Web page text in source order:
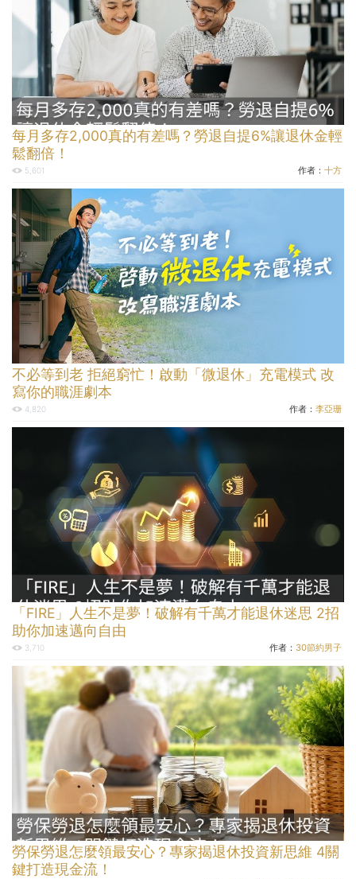
每月多存2,000真的有差嗎？勞退自提6%讓退休金輕
鬆翻倍！
5,601 作者： 十方
不必等到老 拒絕窮忙！啟動「微退休」充電模式 改
寫你的職涯劇本
4,820 作者： 李亞珊
「FIRE」人生不是夢！破解有千萬才能退休迷思 2招
助你加速邁向自由
3,710 作者： 30節約男子
勞保勞退怎麼領最安心？專家揭退休投資新思維 4關
鍵打造現金流！